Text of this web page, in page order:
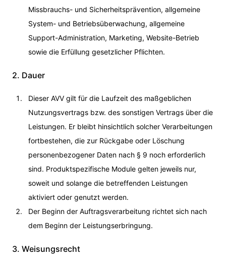
Missbrauchs- und Sicherheitsprävention, allgemeine
System- und Betriebsüberwachung, allgemeine
Support-Administration, Marketing, Website-Betrieb
sowie die Erfüllung gesetzlicher Pflichten.
2. Dauer
Dieser AVV gilt für die Laufzeit des maßgeblichen
Nutzungsvertrags bzw. des sonstigen Vertrags über die
Leistungen. Er bleibt hinsichtlich solcher Verarbeitungen
fortbestehen, die zur Rückgabe oder Löschung
personenbezogener Daten nach § 9 noch erforderlich
sind. Produktspezifische Module gelten jeweils nur,
soweit und solange die betreffenden Leistungen
aktiviert oder genutzt werden.
Der Beginn der Auftragsverarbeitung richtet sich nach
dem Beginn der Leistungserbringung.
3. Weisungsrecht